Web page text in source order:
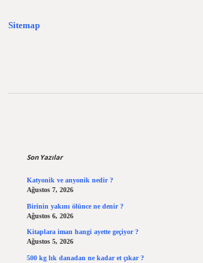
Sitemap
Son Yazılar
Katyonik ve anyonik nedir ?
Ağustos 7, 2026
Birinin yakını ölünce ne denir ?
Ağustos 6, 2026
Kitaplara iman hangi ayette geçiyor ?
Ağustos 5, 2026
500 kg lık danadan ne kadar et çıkar ?